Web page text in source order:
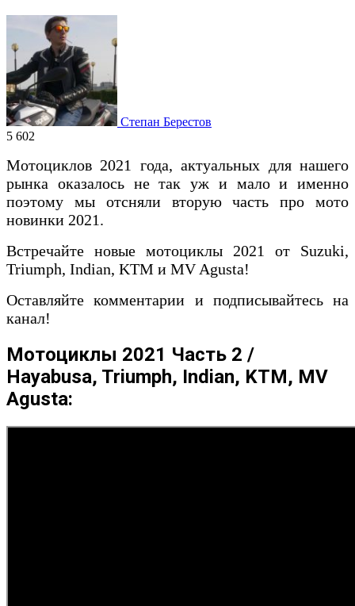
Степан Берестов
5 602
Мотоциклов 2021 года, актуальных для нашего
рынка оказалось не так уж и мало и именно
поэтому мы отсняли вторую часть про мото
новинки 2021.
Встречайте новые мотоциклы 2021 от Suzuki,
Triumph, Indian, KTM и MV Agusta!
Оставляйте комментарии и подписывайтесь на
канал!
Мотоциклы 2021 Часть 2 /
Hayabusa, Triumph, Indian, KTM, MV
Agusta: